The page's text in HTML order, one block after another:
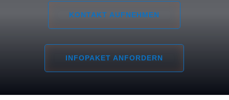
KONTAKT AUFNEHMEN
INFOPAKET ANFORDERN